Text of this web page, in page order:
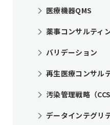
医療機器QMS
薬事コンサルティ
バリデーション
再生医療コンサル
汚染管理戦略（
データインテグリ